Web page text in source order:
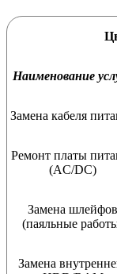
Наименование
Замена кабеля
Ремонт платы
(AC/DC)
Замена шлейфов
(паяльные
Замена